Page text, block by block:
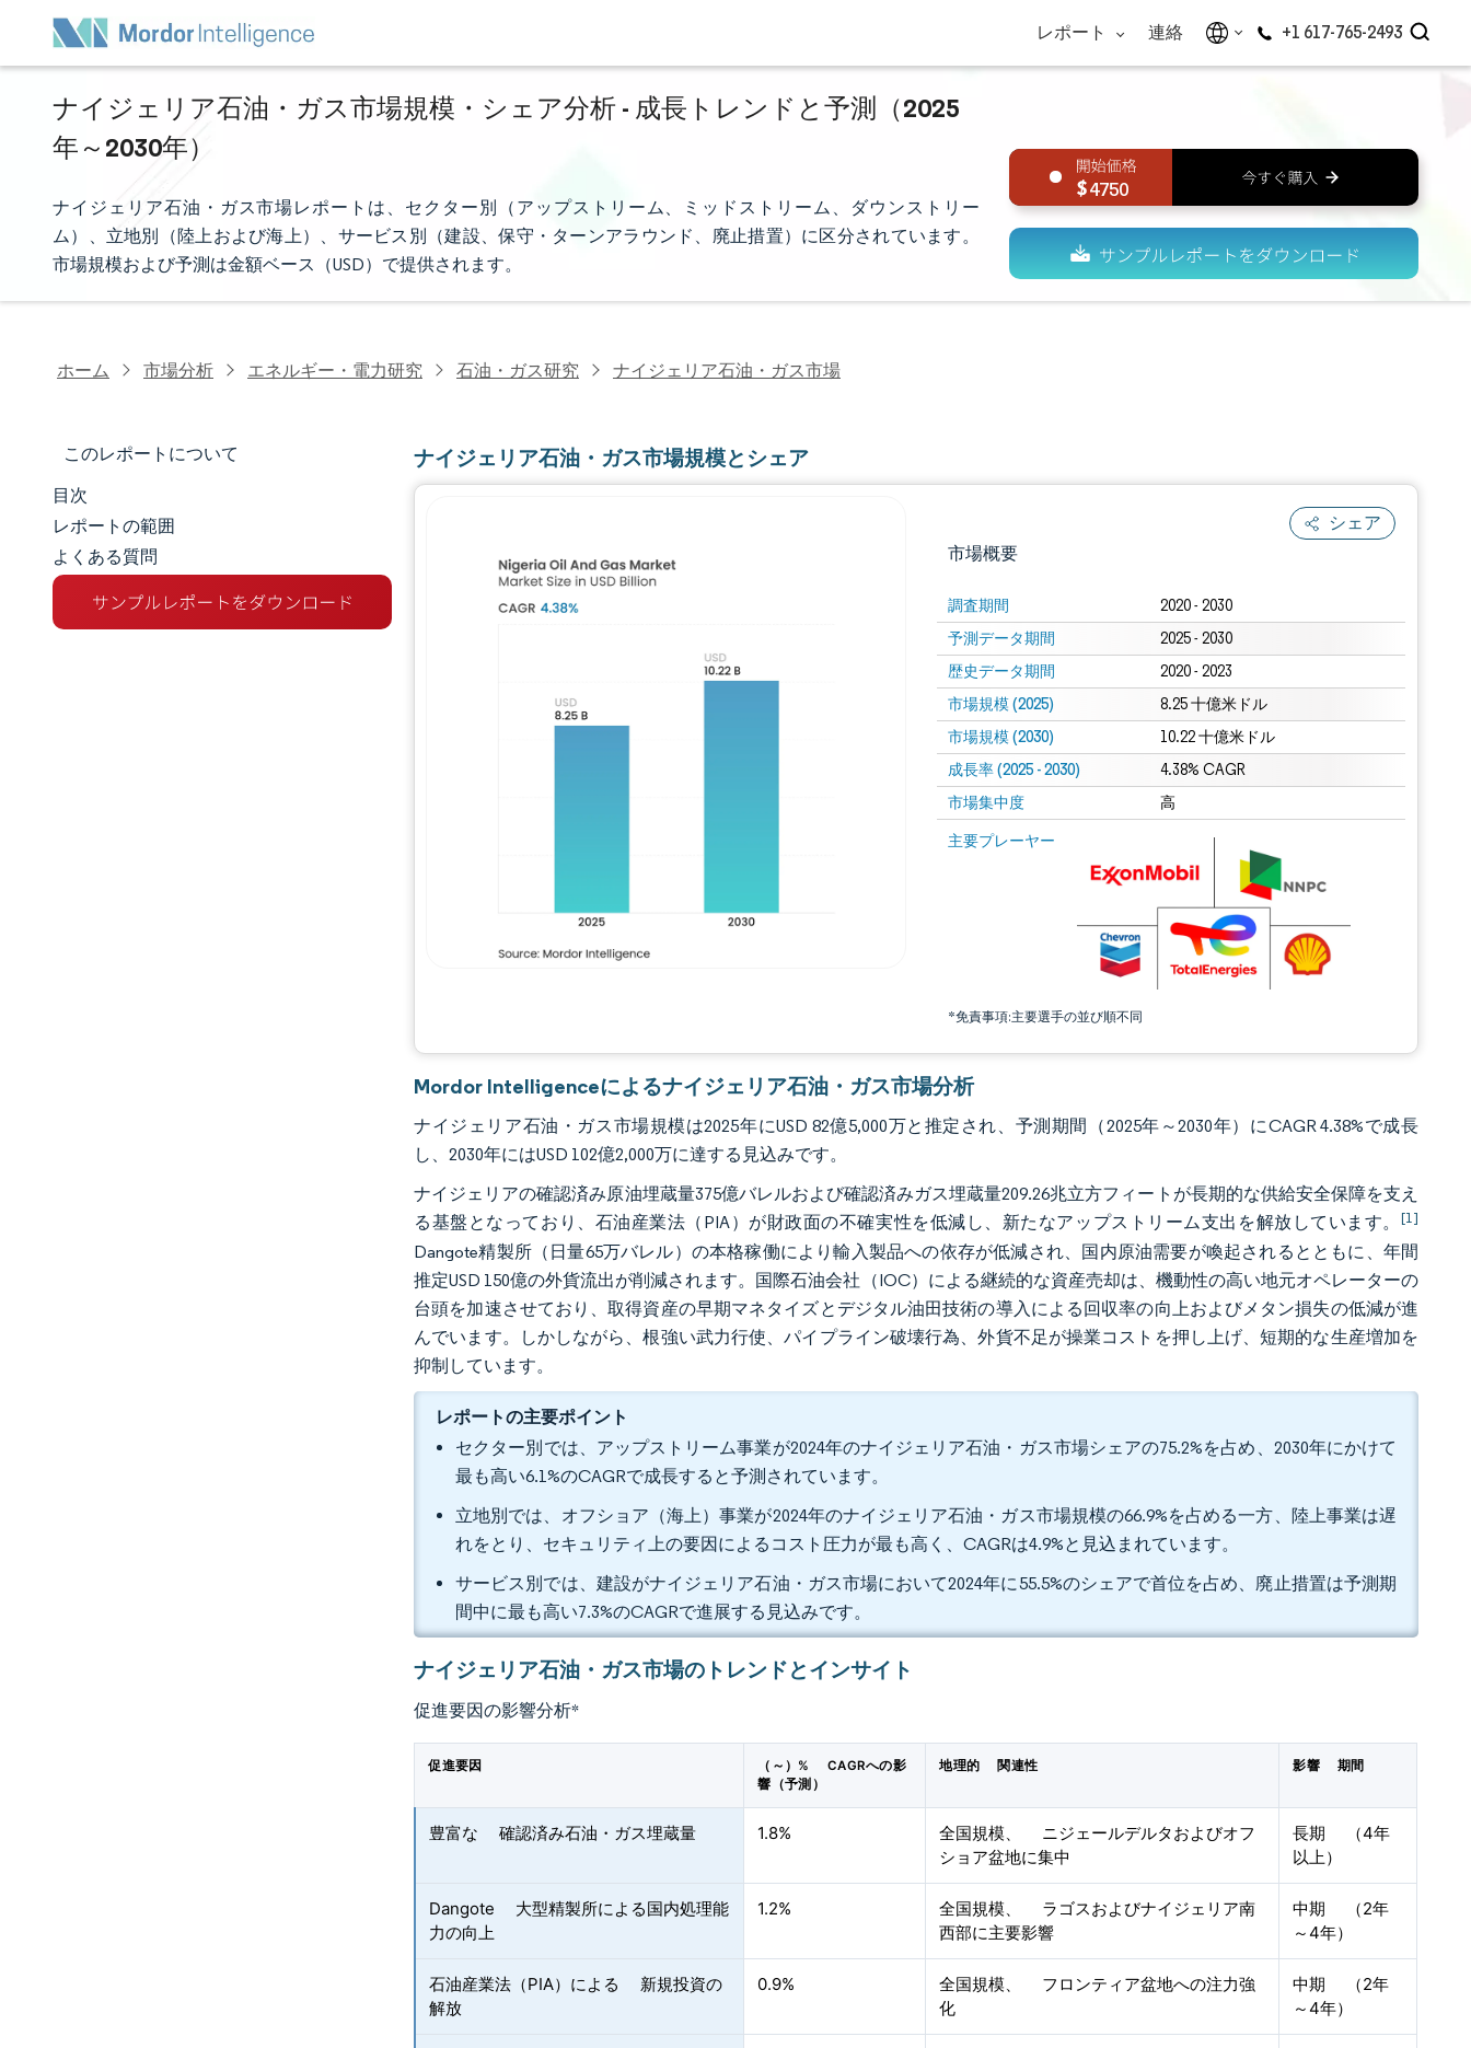
レポート 連絡 +1 617-765-2493
ナイジェリア石油・ガス市場規模・シェア分析 - 成長トレンドと予測（2025
年～2030年）
ナイジェリア石油・ガス市場レポートは、セクター別（アップストリーム、ミッドストリーム、ダウンストリー
ム）、立地別（陸上および海上）、サービス別（建設、保守・ターンアラウンド、廃止措置）に区分されています。
市場規模および予測は金額ベース（USD）で提供されます。
4750
ホーム 市場分析 エネルギー・電力研究 石油・ガス研究 ナイジェリア石油・ガス市場
このレポートについて
市場規模とシェア
市場分析
トレンドとインサイト
目次
レポートの範囲
よくある質問
ナイジェリア石油・ガス市場規模とシェア
シェア
市場概要
調査期間 2020 - 2030
予測データ期間 2025 - 2030
歴史データ期間 2020 - 2023
市場規模 (2025) 8.25 十億米ドル
市場規模 (2030) 10.22 十億米ドル
成長率 (2025 - 2030) 4.38% CAGR
市場集中度 高
主要プレーヤー
*免責事項:主要選手の並び順不同
画像 © Mordor Intelligence。再利用にはCC BY 4.0の表示が必要です。
画像 © Mordor Intelligence。再利用にはCC BY 4.0の表示が必要です。
Mordor Intelligenceによるナイジェリア石油・ガス市場分析
ナイジェリア石油・ガス市場規模は2025年にUSD 82億5,000万と推定され、予測期間（2025年～2030年）にCAGR 4.38%で成長
し、2030年にはUSD 102億2,000万に達する見込みです。
ナイジェリアの確認済み原油埋蔵量375億バレルおよび確認済みガス埋蔵量209.26兆立方フィートが長期的な供給安全保障を支え
る基盤となっており、石油産業法（PIA）が財政面の不確実性を低減し、新たなアップストリーム支出を解放しています。 [1]
Dangote精製所（日量65万バレル）の本格稼働により輸入製品への依存が低減され、国内原油需要が喚起されるとともに、年間
推定USD 150億の外貨流出が削減されます。国際石油会社（IOC）による継続的な資産売却は、機動性の高い地元オペレーターの
台頭を加速させており、取得資産の早期マネタイズとデジタル油田技術の導入による回収率の向上およびメタン損失の低減が進
んでいます。しかしながら、根強い武力行使、パイプライン破壊行為、外貨不足が操業コストを押し上げ、短期的な生産増加を
抑制しています。
レポートの主要ポイント
セクター別では、アップストリーム事業が2024年のナイジェリア石油・ガス市場シェアの75.2%を占め、2030年にかけて
最も高い6.1%のCAGRで成長すると予測されています。
立地別では、オフショア（海上）事業が2024年のナイジェリア石油・ガス市場規模の66.9%を占める一方、陸上事業は遅
れをとり、セキュリティ上の要因によるコスト圧力が最も高く、CAGRは4.9%と見込まれています。
サービス別では、建設がナイジェリア石油・ガス市場において2024年に55.5%のシェアで首位を占め、廃止措置は予測期
間中に最も高い7.3%のCAGRで進展する見込みです。
ナイジェリア石油・ガス市場のトレンドとインサイト
促進要因の影響分析*
促進要因
（～）% CAGRへの影
響（予測）
地理的 関連性 影響 期間
豊富な 確認済み石油・ガス埋蔵量 1.8%
全国規模、 ニジェールデルタおよびオフ
ショア盆地に集中
長期 （4年
以上）
Dangote 大型精製所による国内処理能
力の向上
1.2%
全国規模、 ラゴスおよびナイジェリア南
西部に主要影響
中期 （2年
～4年）
石油産業法（PIA）による 新規投資の
解放
0.9%
全国規模、 フロンティア盆地への注力強
化
中期 （2年
～4年）